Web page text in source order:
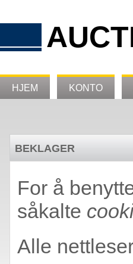
HJEM KONTO
BEKLAGER
For å
såkalte
Alle